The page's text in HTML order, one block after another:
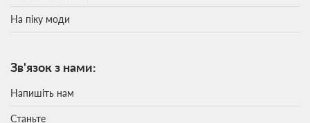
На піку моди
Зв'язок з нами:
Напишіть нам
Станьте